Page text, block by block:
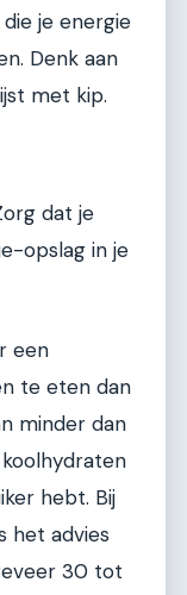
je energie
Denk aan
met kip.
dat je
opslag in je
een
te eten dan
minder dan
hebt. Bij
het advies
30 tot